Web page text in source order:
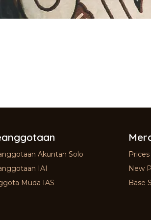
Akuntan Solo
IAI
Muda IAS
New
Base